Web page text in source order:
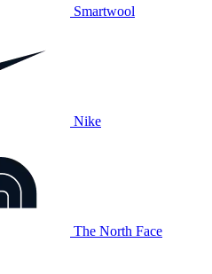
Smartwool
Nike
The North Face